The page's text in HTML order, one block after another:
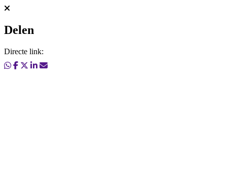
Delen
Directe link: